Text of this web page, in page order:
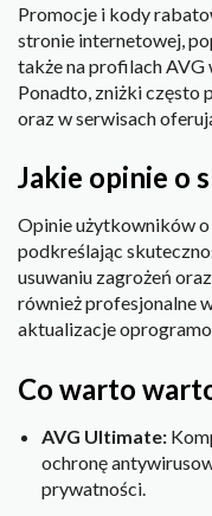
Promocje i kody
stronie internetowej,
także na profilach AVG
Ponadto, zniżki często
oraz w serwisach
Jakie opinie o
Opinie użytkowników o
podkreślając
usuwaniu zagrożeń
również profesjonalne
aktualizacje
Co warto
AVG Ultimate:
ochronę
prywatności.